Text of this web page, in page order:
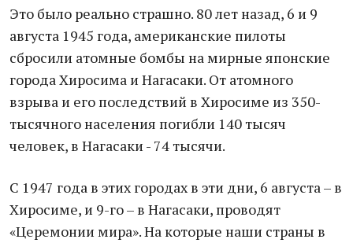
Это было реально страшно. 80 лет назад, 6 и 9
августа 1945 года, американские пилоты
сбросили атомные бомбы на мирные японские
города Хиросима и Нагасаки. От атомного
взрыва и его последствий в Хиросиме из 350-
тысячного населения погибли 140 тысяч
человек, в Нагасаки - 74 тысячи.
С 1947 года в этих городах в эти дни, 6 августа – в
Хиросиме, и 9-го – в Нагасаки, проводят
«Церемонии мира». На которые наши страны в